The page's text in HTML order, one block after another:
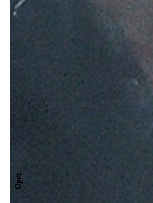
Oper